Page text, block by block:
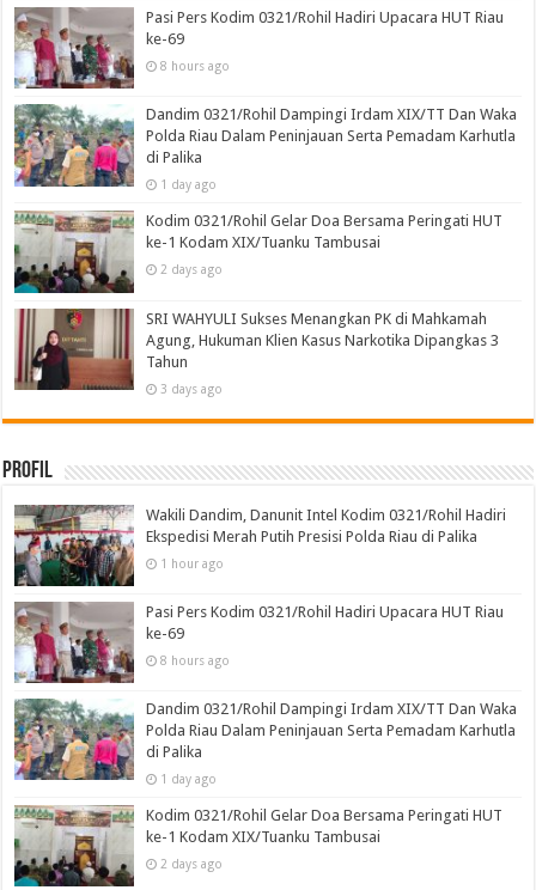
Pasi Pers Kodim 0321/Rohil Hadiri Upacara HUT Riau
ke-69
8 hours ago
Dandim 0321/Rohil Dampingi Irdam XIX/TT Dan Waka
Polda Riau Dalam Peninjauan Serta Pemadam Karhutla
di Palika
1 day ago
Kodim 0321/Rohil Gelar Doa Bersama Peringati HUT
ke-1 Kodam XIX/Tuanku Tambusai
2 days ago
SRI WAHYULI Sukses Menangkan PK di Mahkamah
Agung, Hukuman Klien Kasus Narkotika Dipangkas 3
Tahun
3 days ago
Profil
Wakili Dandim, Danunit Intel Kodim 0321/Rohil Hadiri
Ekspedisi Merah Putih Presisi Polda Riau di Palika
1 hour ago
Pasi Pers Kodim 0321/Rohil Hadiri Upacara HUT Riau
ke-69
8 hours ago
Dandim 0321/Rohil Dampingi Irdam XIX/TT Dan Waka
Polda Riau Dalam Peninjauan Serta Pemadam Karhutla
di Palika
1 day ago
Kodim 0321/Rohil Gelar Doa Bersama Peringati HUT
ke-1 Kodam XIX/Tuanku Tambusai
2 days ago